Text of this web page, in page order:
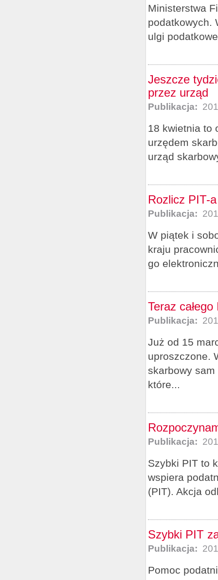
Ministerstwa
podatkowych.
ulgi
Jeszcze
przez urząd
Publikacja:
18 kwietnia to
urzędem
urząd
Rozlicz PIT-
Publikacja:
W piątek i
kraju
go
Teraz
Publikacja:
Już od 15
uproszczone.
skarbowy
które...
Publikacja:
Szybki PIT to
wspiera
(PIT). Akcja
Szybki PIT
Publikacja:
Pomoc